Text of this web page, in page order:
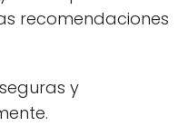
recomendaciones
y